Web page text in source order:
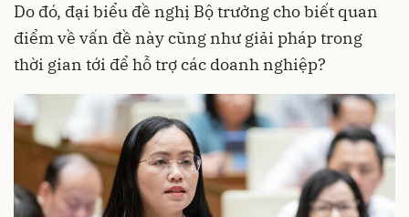
Do đó, đại biểu đề nghị Bộ trưởng cho biết quan
điểm về vấn đề này cũng như giải pháp trong
thời gian tới để hỗ trợ các doanh nghiệp?